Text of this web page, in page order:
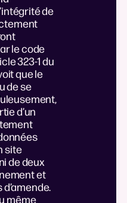
de
le code
323-1 du
que le
de se
d’un
site
de deux
et
même